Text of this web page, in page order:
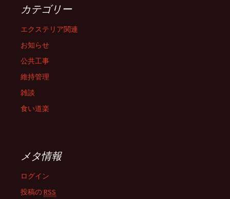
カテゴリー
エクステリア関連
お知らせ
公共工事
維持管理
雑談
食い道楽
メタ情報
ログイン
投稿のRSS